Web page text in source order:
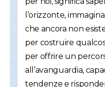
l’orizzonte,
che ancora non
per costruire
per offrire un
all’avanguardia,
tendenze e